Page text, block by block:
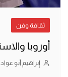
ثقافة وفن
أوروبا
إبراهيم أبو عواد